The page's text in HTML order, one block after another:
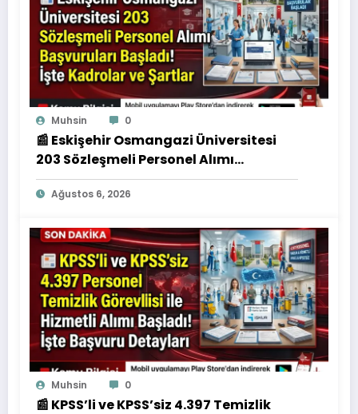
Muhsin 0
📰 Eskişehir Osmangazi Üniversitesi
203 Sözleşmeli Personel Alımı
Başvuruları Başladı! İşte Kadrolar ve
Şartlar
Ağustos 6, 2026
Muhsin 0
📰 KPSS’li ve KPSS’siz 4.397 Temizlik